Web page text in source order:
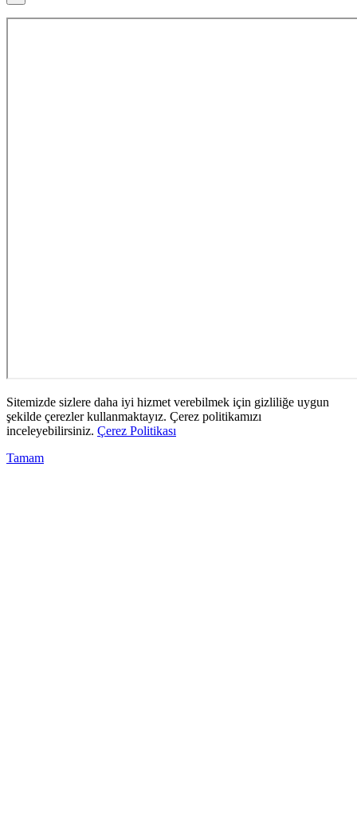
Sitemizde sizlere daha iyi hizmet verebilmek için gizliliğe uygun
şekilde çerezler kullanmaktayız. Çerez politikamızı
inceleyebilirsiniz. Çerez Politikası
Tamam